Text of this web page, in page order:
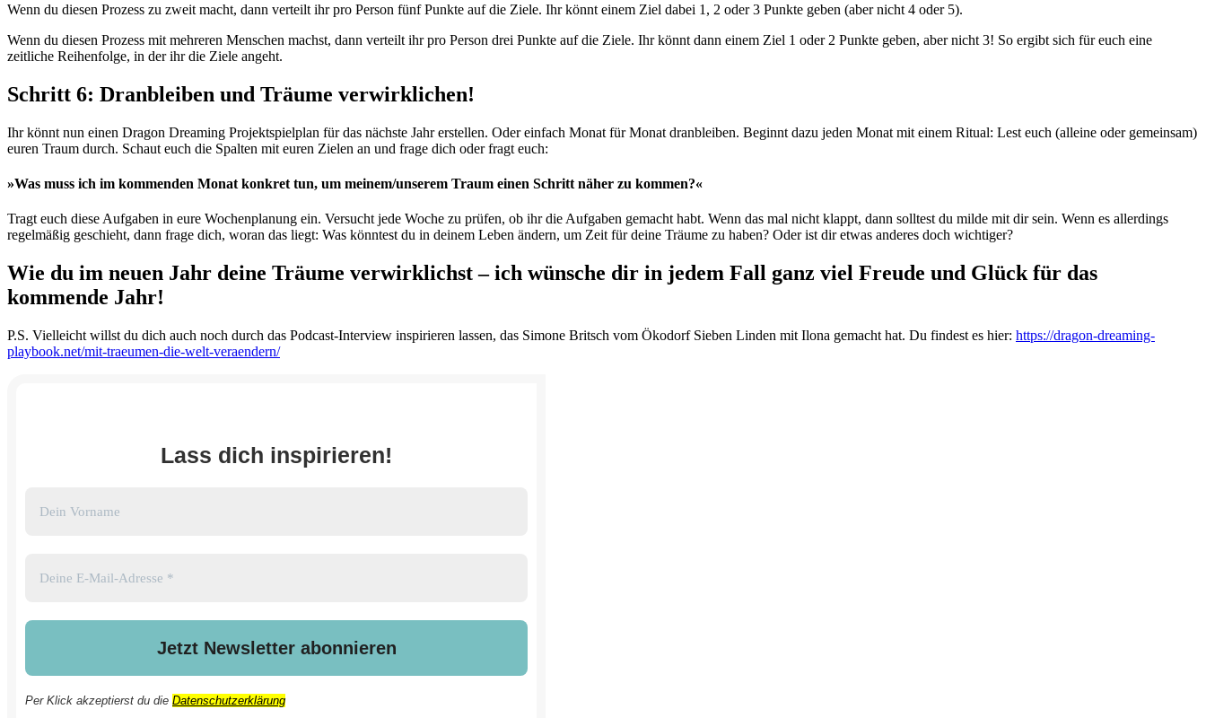
Wenn du diesen Prozess zu zweit macht, dann verteilt ihr pro Person fünf Punkte auf die Ziele. Ihr könnt einem Ziel dabei 1, 2 oder 3 Punkte geben (aber nicht 4 oder 5).
Wenn du diesen Prozess mit mehreren Menschen machst, dann verteilt ihr pro Person drei Punkte auf die Ziele. Ihr könnt dann einem Ziel 1 oder 2 Punkte geben, aber nicht 3! So ergibt sich für euch eine
zeitliche Reihenfolge, in der ihr die Ziele angeht.
Schritt 6: Dranbleiben und Träume verwirklichen!
Ihr könnt nun einen Dragon Dreaming Projektspielplan für das nächste Jahr erstellen. Oder einfach Monat für Monat dranbleiben. Beginnt dazu jeden Monat mit einem Ritual: Lest euch (alleine oder gemeinsam)
euren Traum durch. Schaut euch die Spalten mit euren Zielen an und frage dich oder fragt euch:
»Was muss ich im kommenden Monat konkret tun, um meinem/unserem Traum einen Schritt näher zu kommen?«
Tragt euch diese Aufgaben in eure Wochenplanung ein. Versucht jede Woche zu prüfen, ob ihr die Aufgaben gemacht habt. Wenn das mal nicht klappt, dann solltest du milde mit dir sein. Wenn es allerdings
regelmäßig geschieht, dann frage dich, woran das liegt: Was könntest du in deinem Leben ändern, um Zeit für deine Träume zu haben? Oder ist dir etwas anderes doch wichtiger?
Wie du im neuen Jahr deine Träume verwirklichst – ich wünsche dir in jedem Fall ganz viel Freude und Glück für das
kommende Jahr!
P.S. Vielleicht willst du dich auch noch durch das Podcast-Interview inspirieren lassen, das Simone Britsch vom Ökodorf Sieben Linden mit Ilona gemacht hat. Du findest es hier: https://dragon-dreaming-
playbook.net/mit-traeumen-die-welt-veraendern/
Lass dich inspirieren!
Per Klick akzeptierst du die Datenschutzerklärung